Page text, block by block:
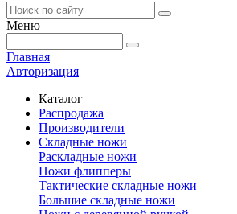
Меню
Главная
Авторизация
Каталог
Распродажа
Производители
Складные ножи
Раскладные ножи
Ножи флипперы
Тактические складные ножи
Большие складные ножи